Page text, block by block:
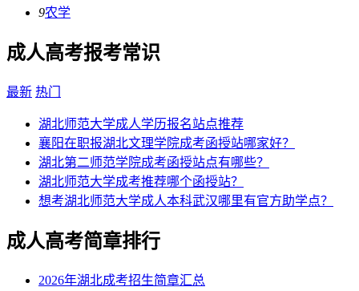
9农学
成人高考报考常识
最新 热门
湖北师范大学成人学历报名站点推荐
襄阳在职报湖北文理学院成考函授站哪家好？
湖北第二师范学院成考函授站点有哪些？
湖北师范大学成考推荐哪个函授站？
想考湖北师范大学成人本科武汉哪里有官方助学点？
成人高考简章排行
2026年湖北成考招生简章汇总